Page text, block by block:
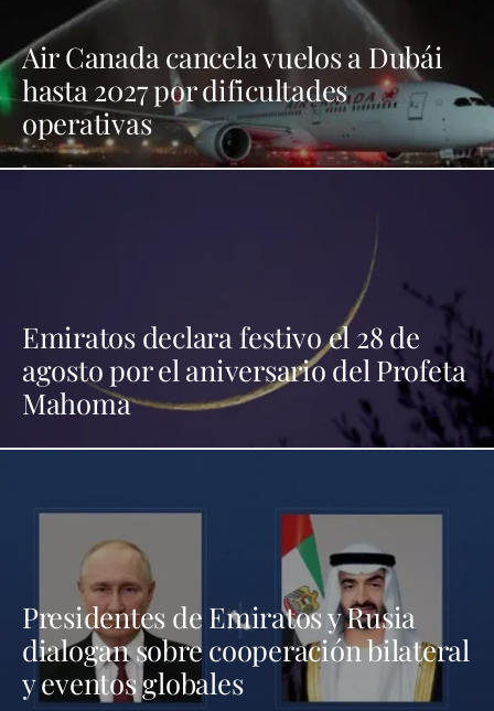
Air Canada cancela vuelos a Dubái
hasta 2027 por dificultades
operativas
Emiratos declara festivo el 28 de
agosto por el aniversario del Profeta
Mahoma
Presidentes de Emiratos y Rusia
dialogan sobre cooperación bilateral
y eventos globales